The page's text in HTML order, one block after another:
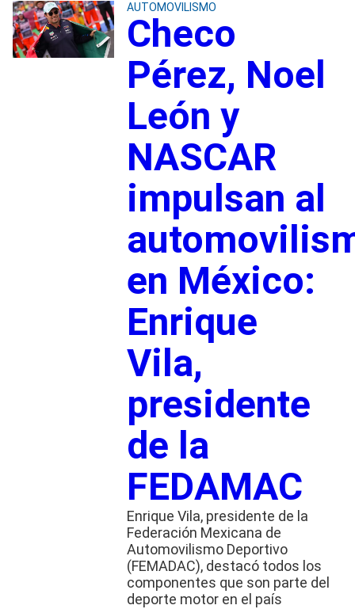
AUTOMOVILISMO
Checo
Pérez, Noel
León y
NASCAR
impulsan al
en México:
Enrique
Vila,
presidente
de la
FEDAMAC
Enrique Vila, presidente de la
Federación Mexicana de
Automovilismo Deportivo
(FEMADAC), destacó todos los
componentes que son parte del
deporte motor en el país